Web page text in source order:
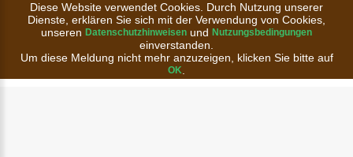
Diese Website verwendet Cookies. Durch Nutzung unserer
Dienste, erklären Sie sich mit der Verwendung von Cookies,
unseren Datenschutzhinweisen und Nutzungsbedingungen
einverstanden.
Um diese Meldung nicht mehr anzuzeigen, klicken Sie bitte auf
OK